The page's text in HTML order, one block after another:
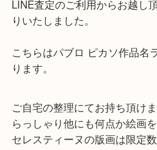
LINE査定のご利用からお越
こちらはパブロ ピカソ作品
ります。